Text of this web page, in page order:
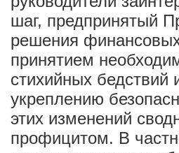
шаг, предпринятый
решения
принятием
стихийных бедствий
укреплению
этих изменений
профицитом. В